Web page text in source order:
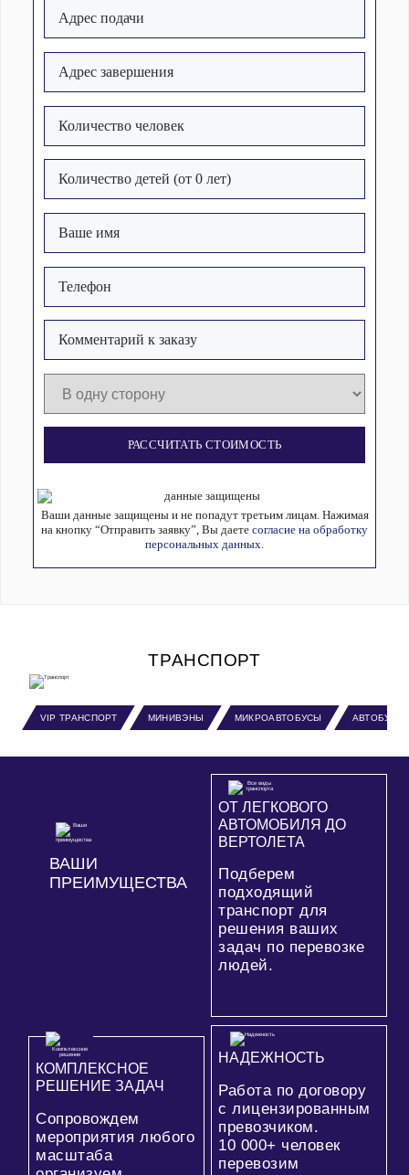
РАССЧИТАТЬ СТОИМОСТЬ
Ваши данные защищены и не попадут третьим лицам. Нажимая
на кнопку “Отправить заявку”, Вы даете согласие на обработку
персональных данных.
ТРАНСПОРТ
VIP ТРАНСПОРТ МИНИВЭНЫ МИКРОАВТОБУСЫ АВТОБУСЫ
ВАШИ
ПРЕИМУЩЕСТВА
ОТ ЛЕГКОВОГО
АВТОМОБИЛЯ ДО
ВЕРТОЛЕТА
Подберем
подходящий
транспорт для
решения ваших
задач по перевозке
людей.
КОМПЛЕКСНОЕ
РЕШЕНИЕ ЗАДАЧ
Сопровождем
мероприятия любого
масштаба
НАДЕЖНОСТЬ
Работа по договору
с лицензированным
превозчиком.
10 000+ человек
перевозим